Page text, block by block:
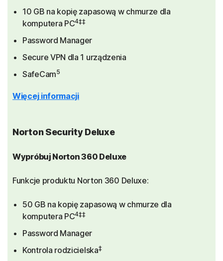
10 GB na kopię zapasową w chmurze dla
komputera PC4‡‡
Password Manager
Secure VPN dla 1 urządzenia
SafeCam5
Więcej informacji
Norton Security Deluxe
Wypróbuj Norton 360 Deluxe
Funkcje produktu Norton 360 Deluxe:
50 GB na kopię zapasową w chmurze dla
komputera PC4‡‡
Password Manager
Kontrola rodzicielska‡